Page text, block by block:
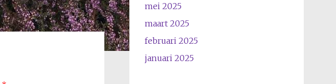
mei 2025
maart 2025
februari 2025
januari 2025